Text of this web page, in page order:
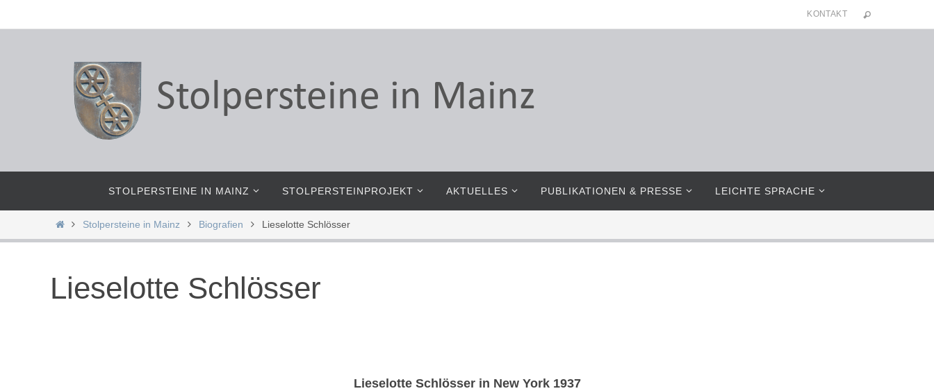
Inhalt
KONTAKT
springen
STOLPERSTEINE IN MAINZ STOLPERSTEINPROJEKT AKTUELLES PUBLIKATIONEN & PRESSE LEICHTE SPRACHE
StartStolpersteine in Mainz Biografien Lieselotte Schlösser
Lieselotte Schlösser
Lieselotte Schlösser in New York 1937